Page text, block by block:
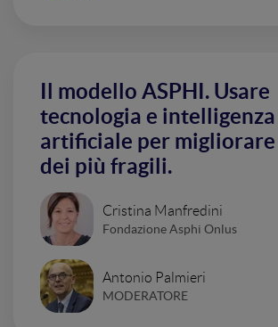
Il modello ASPHI. Usare
tecnologia e intelligenza
artificiale per
dei più fragili.
Cristina Manfredini
Fondazione Asphi Onlus
Antonio Palmieri
MODERATORE